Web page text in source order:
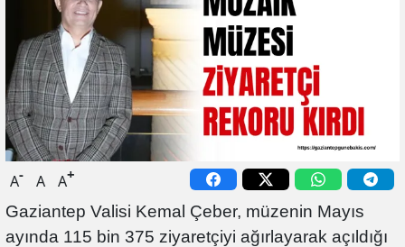
A- A A+
Gaziantep Valisi Kemal Çeber, müzenin Mayıs
ayında 115 bin 375 ziyaretçiyi ağırlayarak açıldığı